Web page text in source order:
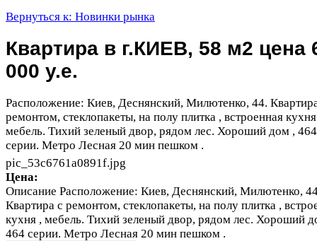
Вернуться к: Новинки рынка
Квартира в г.КИЕВ, 58 м2 цена
000 у.е.
Расположение: Киев, Деснянский, Милютенко, 44.
ремонтом, стеклопакеты, на полу плитка , встроенная
мебель. Тихий зеленый двор, рядом лес. Хороший дом , 464
серии. Метро Лесная 20 мин пешком .
pic_53c6761a0891f.jpg
Цена:
Описание Расположение: Киев, Деснянский, Милютенко,
Квартира с ремонтом, стеклопакеты, на полу плитка ,
кухня , мебель. Тихий зеленый двор, рядом лес. Хороший
464 серии. Метро Лесная 20 мин пешком .